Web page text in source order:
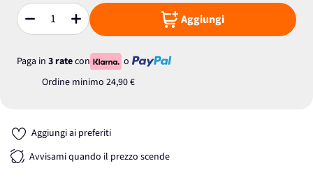
Quantità Aggiungi
Paga in 3 ratecon
o
Ordine minimo 24,90 €
Aggiungi ai preferiti
Avvisami quando il prezzo scende